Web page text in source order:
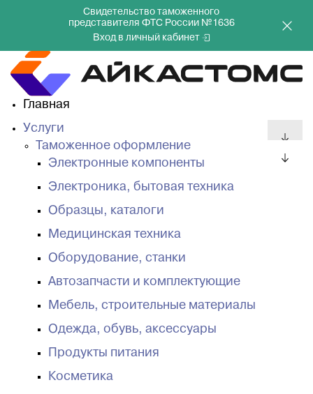
Свидетельство таможенного
представителя ФТС России №1636
Вход в личный кабинет
Главная
Услуги
Таможенное оформление
Электронные компоненты
Электроника, бытовая техника
Образцы, каталоги
Медицинская техника
Оборудование, станки
Автозапчасти и комплектующие
Мебель, строительные материалы
Одежда, обувь, аксессуары
Продукты питания
Косметика